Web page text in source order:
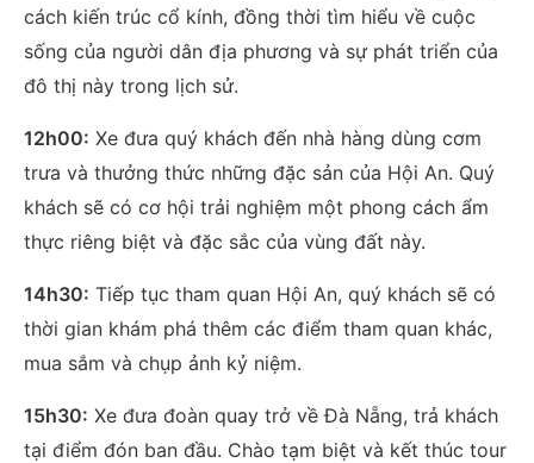
cách kiến trúc cổ kính, đồng thời tìm hiểu về cuộc
sống của người dân địa phương và sự phát triển của
đô thị này trong lịch sử.
12h00: Xe đưa quý khách đến nhà hàng dùng cơm
trưa và thưởng thức những đặc sản của Hội An. Quý
khách sẽ có cơ hội trải nghiệm một phong cách ẩm
thực riêng biệt và đặc sắc của vùng đất này.
14h30: Tiếp tục tham quan Hội An, quý khách sẽ có
thời gian khám phá thêm các điểm tham quan khác,
mua sắm và chụp ảnh kỷ niệm.
15h30: Xe đưa đoàn quay trở về Đà Nẵng, trả khách
tại điểm đón ban đầu. Chào tạm biệt và kết thúc tour